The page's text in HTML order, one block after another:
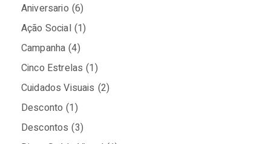
Aniversario (6)
Ação Social (1)
Campanha (4)
Cinco Estrelas (1)
Cuidados Visuais (2)
Desconto (1)
Descontos (3)